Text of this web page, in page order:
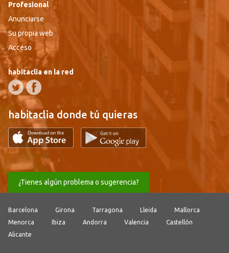
Profesional
Anunciarse
Su propia web
Acceso
habitaclia en la red
habitaclia donde tú quieras
¿Tienes algún problema o sugerencia?
Barcelona Girona Tarragona Lleida
Mallorca
Menorca
Ibiza Andorra Valencia
Castellón
Alicante